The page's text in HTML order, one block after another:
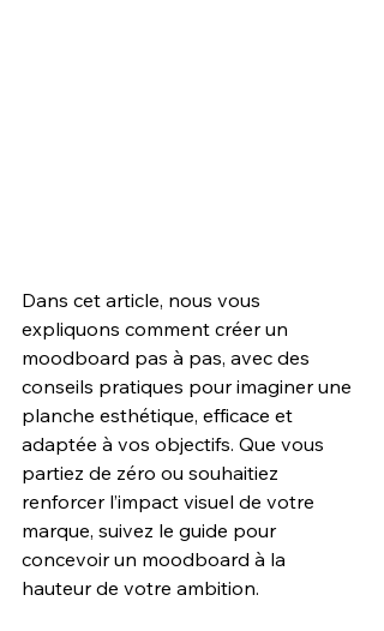
Dans cet article, nous vous
expliquons comment créer un
moodboard pas à pas, avec des
conseils pratiques pour imaginer une
planche esthétique, efficace et
adaptée à vos objectifs. Que vous
partiez de zéro ou souhaitiez
renforcer l’impact visuel de votre
marque, suivez le guide pour
concevoir un moodboard à la
hauteur de votre ambition.